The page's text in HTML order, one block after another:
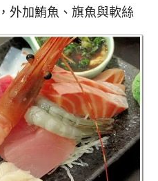
外加鮪魚、旗魚與軟絲